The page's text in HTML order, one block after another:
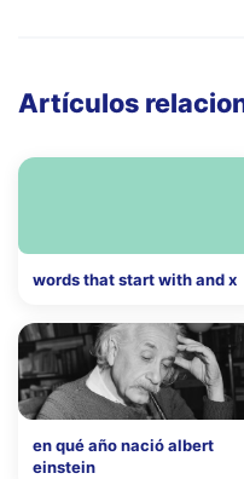
Artículos
words that start with and x
en qué año nació albert
einstein